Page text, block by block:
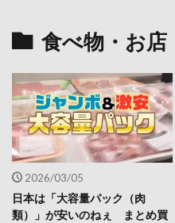
食べ物・お店
2026/03/05
日本は「大容量パック（肉
類）」が安いのねぇ まとめ買